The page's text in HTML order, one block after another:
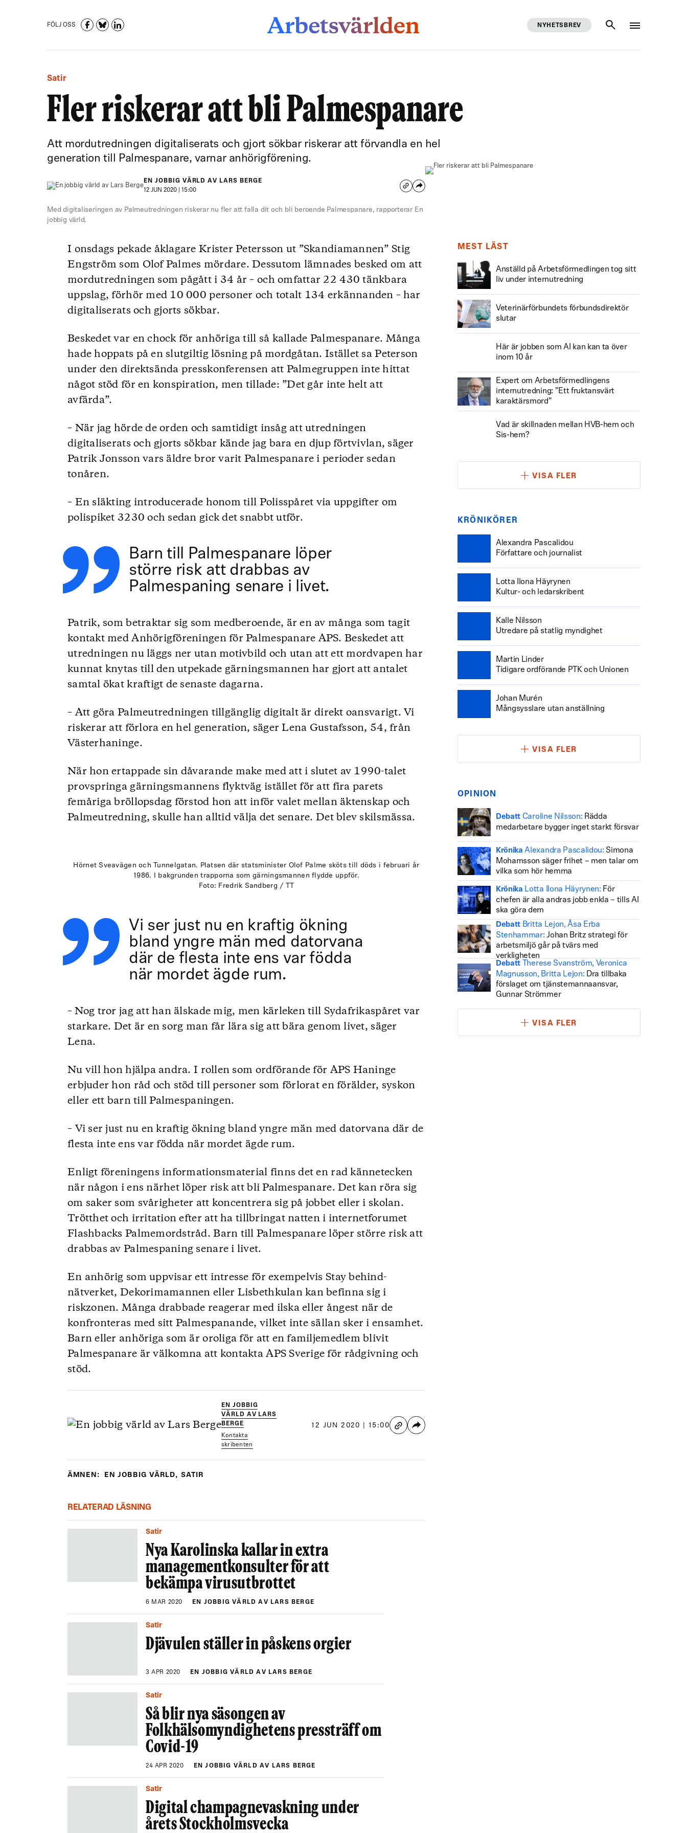
FÖLJ OSS NYHETSBREV
Satir
Fler riskerar att bli Palmespanare
Att mordutredningen digitaliserats och gjort sökbar riskerar att förvandla en hel
generation till Palmespanare, varnar anhörigförening.
EN JOBBIG VÄRLD AV LARS BERGE
12 JUN 2020 | 15:00
Med digitaliseringen av Palmeutredningen riskerar nu fler att falla dit och bli beroende Palmespanare, rapporterar En
jobbig värld.
I onsdags pekade åklagare Krister Petersson ut ”Skandiamannen” Stig
Engström som Olof Palmes mördare. Dessutom lämnades besked om att
mordutredningen som pågått i 34 år – och omfattar 22 430 tänkbara
uppslag, förhör med 10 000 personer och totalt 134 erkännanden – har
digitaliserats och gjorts sökbar.
Beskedet var en chock för anhöriga till så kallade Palmespanare. Många
hade hoppats på en slutgiltig lösning på mordgåtan. Istället sa Peterson
under den direktsända presskonferensen att Palmegruppen inte hittat
något stöd för en konspiration, men tillade: ”Det går inte helt att
avfärda”.
– När jag hörde de orden och samtidigt insåg att utredningen
digitaliserats och gjorts sökbar kände jag bara en djup förtvivlan, säger
Patrik Jonsson vars äldre bror varit Palmespanare i perioder sedan
tonåren.
– En släkting introducerade honom till Polisspåret via uppgifter om
polispiket 3230 och sedan gick det snabbt utför.
Barn till Palmespanare löper
större risk att drabbas av
Palmespaning senare i livet.
Patrik, som betraktar sig som medberoende, är en av många som tagit
kontakt med Anhörigföreningen för Palmespanare APS. Beskedet att
utredningen nu läggs ner utan motivbild och utan att ett mordvapen har
kunnat knytas till den utpekade gärningsmannen har gjort att antalet
samtal ökat kraftigt de senaste dagarna.
– Att göra Palmeutredningen tillgänglig digitalt är direkt oansvarigt. Vi
riskerar att förlora en hel generation, säger Lena Gustafsson, 54, från
Västerhaninge.
När hon ertappade sin dåvarande make med att i slutet av 1990-talet
provspringa gärningsmannens flyktväg istället för att fira parets
femåriga bröllopsdag förstod hon att inför valet mellan äktenskap och
Palmeutredning, skulle han alltid välja det senare. Det blev skilsmässa.
Hörnet Sveavägen och Tunnelgatan. Platsen där statsminister Olof Palme sköts till döds i februari år
1986. I bakgrunden trapporna som gärningsmannen flydde uppför.
Foto: Fredrik Sandberg / TT
Vi ser just nu en kraftig ökning
bland yngre män med datorvana
där de flesta inte ens var födda
när mordet ägde rum.
– Nog tror jag att han älskade mig, men kärleken till Sydafrikaspåret var
starkare. Det är en sorg man får lära sig att bära genom livet, säger
Lena.
Nu vill hon hjälpa andra. I rollen som ordförande för APS Haninge
erbjuder hon råd och stöd till personer som förlorat en förälder, syskon
eller ett barn till Palmespaningen.
– Vi ser just nu en kraftig ökning bland yngre män med datorvana där de
flesta inte ens var födda när mordet ägde rum.
Enligt föreningens informationsmaterial finns det en rad kännetecken
när någon i ens närhet löper risk att bli Palmespanare. Det kan röra sig
om saker som svårigheter att koncentrera sig på jobbet eller i skolan.
Trötthet och irritation efter att ha tillbringat natten i internetforumet
Flashbacks Palmemordstråd. Barn till Palmespanare löper större risk att
drabbas av Palmespaning senare i livet.
En anhörig som uppvisar ett intresse för exempelvis Stay behind-
nätverket, Dekorimamannen eller Lisbethkulan kan befinna sig i
riskzonen. Många drabbade reagerar med ilska eller ångest när de
konfronteras med sitt Palmespanande, vilket inte sällan sker i ensamhet.
Barn eller anhöriga som är oroliga för att en familjemedlem blivit
Palmespanare är välkomna att kontakta APS Sverige för rådgivning och
stöd.
EN JOBBIG
VÄRLD AV LARS
BERGE
Kontakta
skribenten
12 JUN 2020 | 15:00
ÄMNEN: EN JOBBIG VÄRLD, SATIR
RELATERAD LÄSNING
Satir
Nya Karolinska kallar in extra
managementkonsulter för att
bekämpa virusutbrottet
6 MAR 2020 EN JOBBIG VÄRLD AV LARS BERGE
Satir
Djävulen ställer in påskens orgier
3 APR 2020 EN JOBBIG VÄRLD AV LARS BERGE
Satir
Så blir nya säsongen av
Folkhälsomyndighetens pressträff om
Covid-19
24 APR 2020 EN JOBBIG VÄRLD AV LARS BERGE
Satir
Digital champagnevaskning under
årets Stockholmsvecka
MEST LÄST
Anställd på Arbetsförmedlingen tog sitt
liv under internutredning
Veterinärförbundets förbundsdirektör
slutar
Här är jobben som AI kan kan ta över
inom 10 år
Expert om Arbetsförmedlingens
internutredning: ”Ett fruktansvärt
karaktärsmord”
Vad är skillnaden mellan HVB-hem och
Sis-hem?
VISA FLER
KRÖNIKÖRER
Alexandra Pascalidou
Författare och journalist
Lotta Ilona Häyrynen
Kultur- och ledarskribent
Kalle Nilsson
Utredare på statlig myndighet
Martin Linder
Tidigare ordförande PTK och Unionen
Johan Murén
Mångsysslare utan anställning
VISA FLER
OPINION
Debatt Caroline Nilsson: Rädda
medarbetare bygger inget starkt försvar
Krönika Alexandra Pascalidou: Simona
Mohamsson säger frihet – men talar om
vilka som hör hemma
Krönika Lotta Ilona Häyrynen: För
chefen är alla andras jobb enkla – tills AI
ska göra dem
Debatt Britta Lejon, Åsa Erba
Stenhammar: Johan Britz strategi för
arbetsmiljö går på tvärs med
verkligheten
Debatt
Therese Svanström, Veronica
Magnusson, Britta Lejon: Dra tillbaka
förslaget om tjänstemannaansvar,
Gunnar Strömmer
VISA FLER